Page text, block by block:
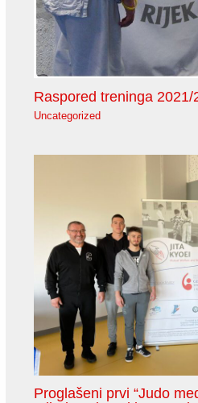
Raspored treninga 2021/
Uncategorized
Proglašeni prvi “Judo